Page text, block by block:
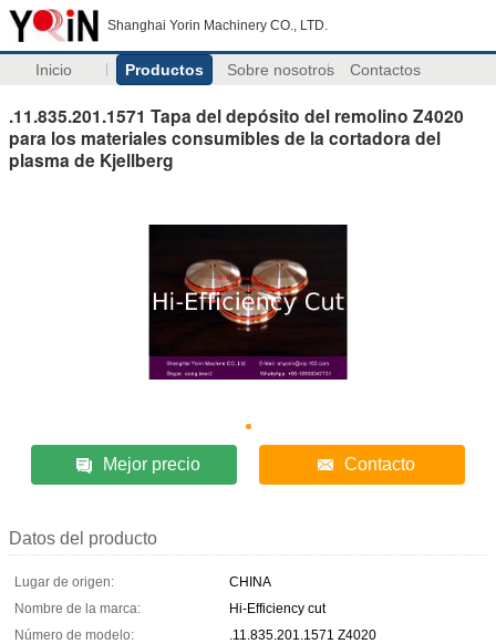
Shanghai Yorin Machinery CO., LTD.
Inicio Productos Sobre nosotros Contactos
.11.835.201.1571 Tapa del depósito del remolino Z4020
para los materiales consumibles de la cortadora del
plasma de Kjellberg
Mejor precio Contacto
Datos del producto
Lugar de origen:
CHINA
Nombre de la marca:
Hi-Efficiency cut
Número de modelo:
.11.835.201.1571 Z4020